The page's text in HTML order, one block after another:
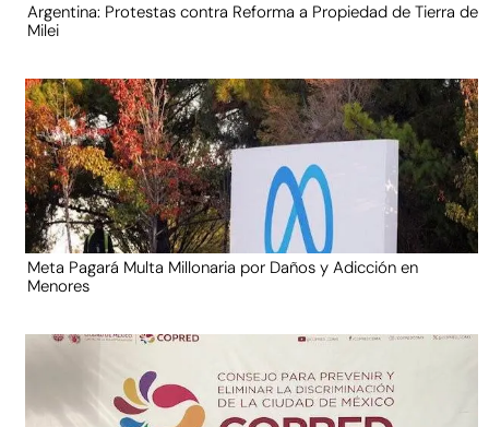
Argentina: Protestas contra Reforma a Propiedad de Tierra de
Milei
Meta Pagará Multa Millonaria por Daños y Adicción en
Menores